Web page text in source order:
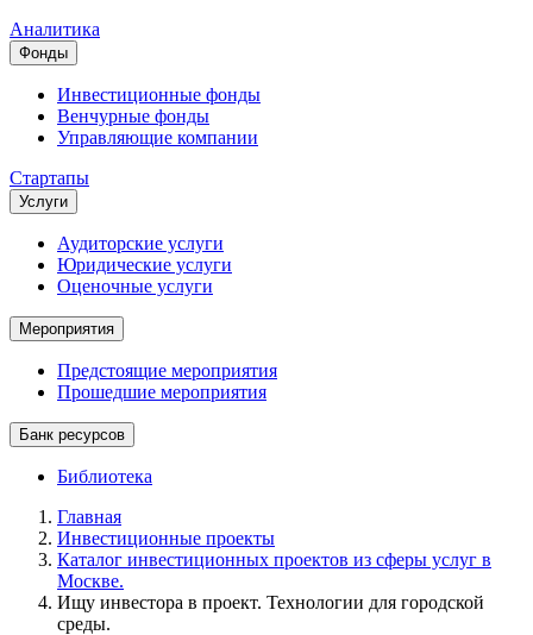
Аналитика
Фонды
Инвестиционные фонды
Венчурные фонды
Управляющие компании
Стартапы
Услуги
Аудиторские услуги
Юридические услуги
Оценочные услуги
Мероприятия
Предстоящие мероприятия
Прошедшие мероприятия
Банк ресурсов
Библиотека
Главная
Инвестиционные проекты
Каталог инвестиционных проектов из сферы услуг в
Москве.
Ищу инвестора в проект. Технологии для городской
среды.